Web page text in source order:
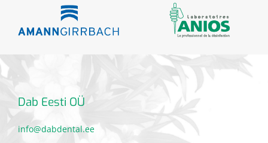
Dab Eesti OÜ
info@dabdental.ee